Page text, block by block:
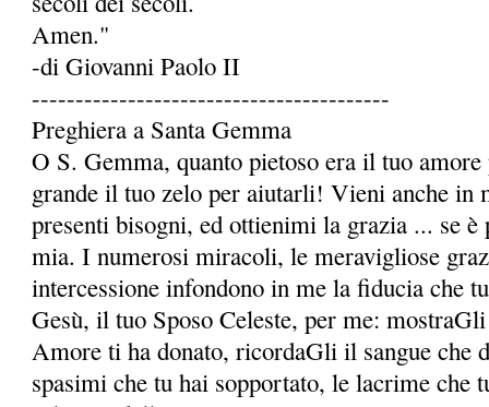
Amen."
-di Giovanni Paolo II
-----------------------------------------
Preghiera a Santa Gemma
O S. Gemma, quanto pietoso era il tuo
grande il tuo zelo per aiutarli! Vieni anche in
presenti bisogni, ed ottienimi la grazia ... se
mia. I numerosi miracoli, le meravigliose
intercessione infondono in me la fidu­cia che
Gesù, il tuo Sposo Celeste, per me:
Amore ti ha donato, ricordaGli il sangue che
spasimi che tu hai sopportato, le lacrime che